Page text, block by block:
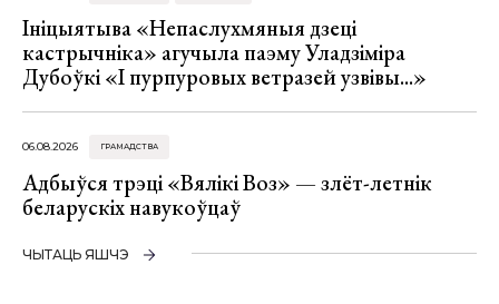
Ініцыятыва «Непаслухмяныя дзеці
кастрычніка» агучыла паэму Уладзіміра
Дубоўкі «І пурпуровых ветразей узвівы...»
06.08.2026 ГРАМАДСТВА
Адбыўся трэці «Вялікі Воз» — злёт-летнік
беларускіх навукоўцаў
ЧЫТАЦЬ ЯШЧЭ